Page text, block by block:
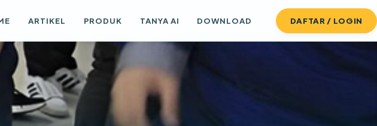
ARTIKEL PRODUK TANYA AI DOWNLOAD DAFTAR / LOGIN